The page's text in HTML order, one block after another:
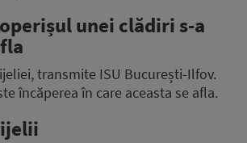
unei clădiri s-a
transmite ISU București-Ilfov.
încăperea în care aceasta se afla.